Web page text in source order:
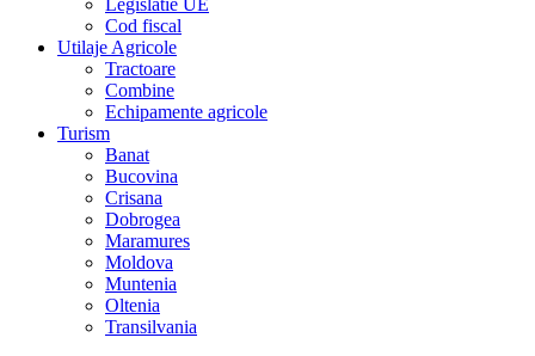
Legislatie UE
Cod fiscal
Utilaje Agricole
Tractoare
Combine
Echipamente agricole
Turism
Banat
Bucovina
Crisana
Dobrogea
Maramures
Moldova
Muntenia
Oltenia
Transilvania